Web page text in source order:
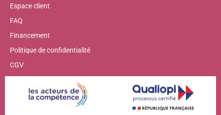
Espace client
FAQ
Financement
Politique de confidentialité
CGV